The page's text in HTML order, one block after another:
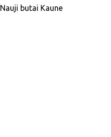
Nauji butai Kaune